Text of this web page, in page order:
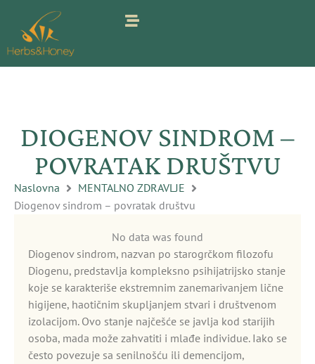
sadržaj
DIOGENOV SINDROM –
POVRATAK DRUŠTVU
Naslovna
MENTALNO ZDRAVLJE
Diogenov sindrom – povratak društvu
No data was found
Diogenov sindrom, nazvan po starogrčkom filozofu
Diogenu, predstavlja kompleksno psihijatrijsko stanje
koje se karakteriše ekstremnim zanemarivanjem lične
higijene, haotičnim skupljanjem stvari i društvenom
izolacijom. Ovo stanje najčešće se javlja kod starijih
osoba, mada može zahvatiti i mlađe individue. Iako se
često povezuje sa senilnošću ili demencijom,